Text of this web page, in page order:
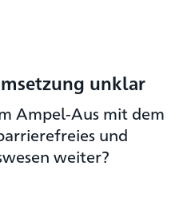
unklar
Ampel-Aus mit dem
und
weiter?